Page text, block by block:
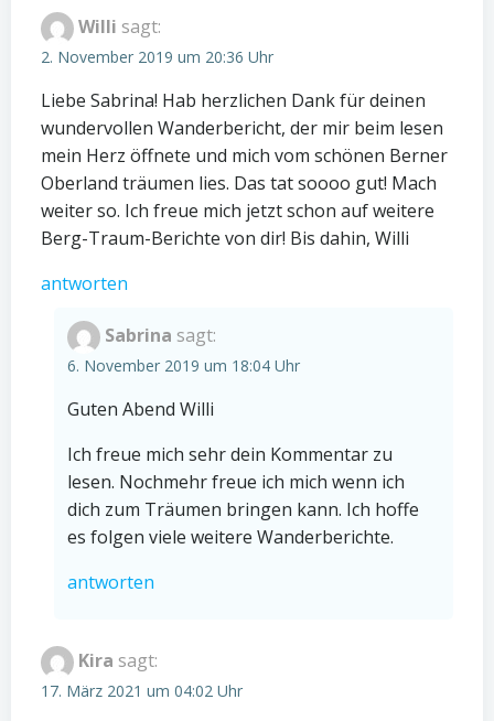
Willi sagt:
2. November 2019 um 20:36 Uhr
Liebe Sabrina! Hab herzlichen Dank für deinen
wundervollen Wanderbericht, der mir beim lesen
mein Herz öffnete und mich vom schönen Berner
Oberland träumen lies. Das tat soooo gut! Mach
weiter so. Ich freue mich jetzt schon auf weitere
Berg-Traum-Berichte von dir! Bis dahin, Willi
antworten
Sabrina sagt:
6. November 2019 um 18:04 Uhr
Guten Abend Willi
Ich freue mich sehr dein Kommentar zu
lesen. Nochmehr freue ich mich wenn ich
dich zum Träumen bringen kann. Ich hoffe
es folgen viele weitere Wanderberichte.
antworten
Kira sagt:
17. März 2021 um 04:02 Uhr